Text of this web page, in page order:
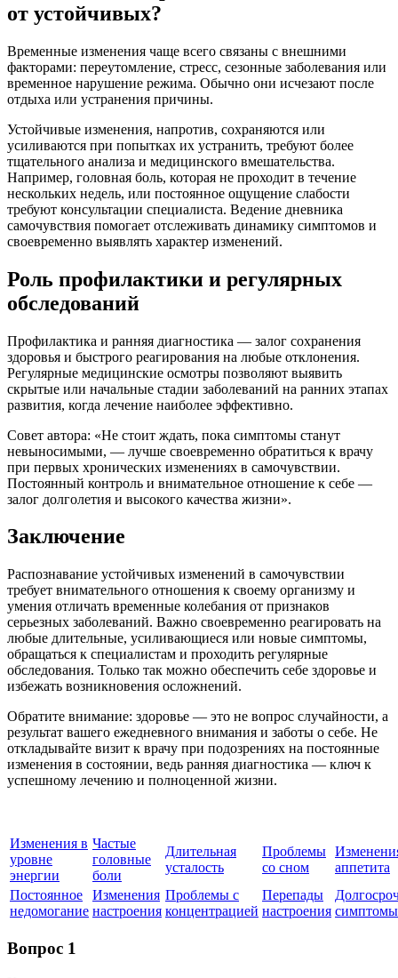
от устойчивых?
Временные изменения чаще всего связаны с внешними
факторами: переутомление, стресс, сезонные заболевания или
временное нарушение режима. Обычно они исчезают после
отдыха или устранения причины.
Устойчивые изменения, напротив, сохраняются или
усиливаются при попытках их устранить, требуют более
тщательного анализа и медицинского вмешательства.
Например, головная боль, которая не проходит в течение
нескольких недель, или постоянное ощущение слабости
требуют консультации специалиста. Ведение дневника
самочувствия помогает отслеживать динамику симптомов и
своевременно выявлять характер изменений.
Роль профилактики и регулярных
обследований
Профилактика и ранняя диагностика — залог сохранения
здоровья и быстрого реагирования на любые отклонения.
Регулярные медицинские осмотры позволяют выявить
скрытые или начальные стадии заболеваний на ранних этапах
развития, когда лечение наиболее эффективно.
Совет автора: «Не стоит ждать, пока симптомы станут
невыносимыми, — лучше своевременно обратиться к врачу
при первых хронических изменениях в самочувствии.
Постоянный контроль и внимательное отношение к себе —
залог долголетия и высокого качества жизни».
Заключение
Распознавание устойчивых изменений в самочувствии
требует внимательного отношения к своему организму и
умения отличать временные колебания от признаков
серьезных заболеваний. Важно своевременно реагировать на
любые длительные, усиливающиеся или новые симптомы,
обращаться к специалистам и проходить регулярные
обследования. Только так можно обеспечить себе здоровье и
избежать возникновения осложнений.
Обратите внимание: здоровье — это не вопрос случайности, а
результат вашего ежедневного внимания и заботы о себе. Не
откладывайте визит к врачу при подозрениях на постоянные
изменения в состоянии, ведь ранняя диагностика — ключ к
успешному лечению и полноценной жизни.
Изменения в
уровне
энергии
Частые
головные
боли
Длительная
усталость
Проблемы
со сном
аппетита
Постоянное
недомогание
Изменения
настроения
Проблемы с
концентрацией
Перепады
настроения симптомы
Вопрос 1